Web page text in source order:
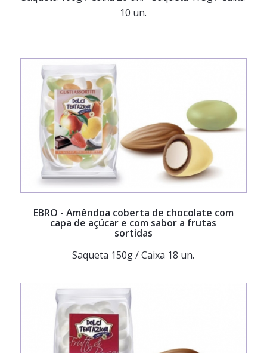
10 un.
EBRO - Amêndoa coberta de chocolate com
capa de açúcar e com sabor a frutas
sortidas
Saqueta 150g / Caixa 18 un.